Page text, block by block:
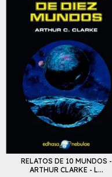
RELATOS DE 10 MUNDOS -
ARTHUR CLARKE - L...